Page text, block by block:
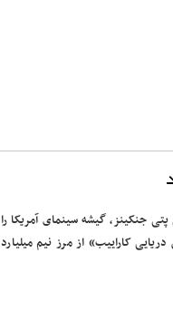
جنکینز، گیشه سینمای آمریکا را
کاراییب» از مرز نیم میلیارد